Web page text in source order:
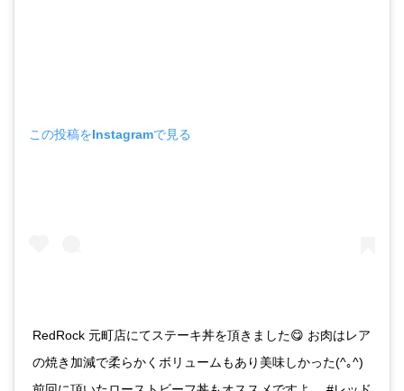
この投稿をInstagramで見る
RedRock 元町店にてステーキ丼を頂きました😋 お肉はレア
の焼き加減で柔らかくボリュームもあり美味しかった(^｡^)